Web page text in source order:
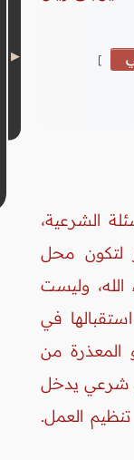
]
الشرعية،
لتكون محل
الله، وليست
في
من
شرعي يدخل
العمل.